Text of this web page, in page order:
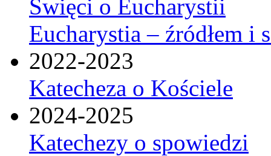
Święci o Eucharystii
Eucharystia – źródłem i
2022-2023
Katecheza o Kościele
2024-2025
Katechezy o spowiedzi